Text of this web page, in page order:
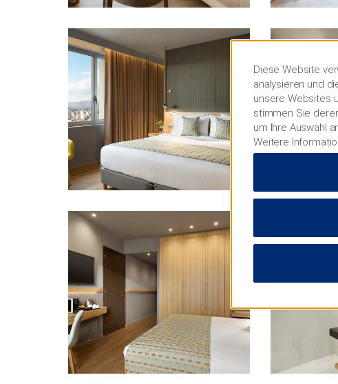
Diese Website
analysieren und
unsere Websites
stimmen Sie
um Ihre Auswahl
Weitere